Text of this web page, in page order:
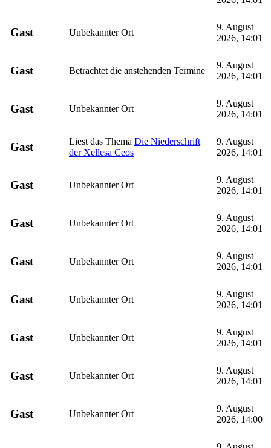
Gast Unbekannter Ort
9. August
2026, 14:01
Gast Betrachtet die anstehenden Termine
9. August
2026, 14:01
Gast Unbekannter Ort
9. August
2026, 14:01
Gast Liest das Thema Die Niederschrift
der Xellesa Ceos
9. August
2026, 14:01
Gast Unbekannter Ort
9. August
2026, 14:01
Gast Unbekannter Ort
9. August
2026, 14:01
Gast Unbekannter Ort
9. August
2026, 14:01
Gast Unbekannter Ort
9. August
2026, 14:01
Gast Unbekannter Ort
9. August
2026, 14:01
Gast Unbekannter Ort
9. August
2026, 14:01
Gast Unbekannter Ort
9. August
2026, 14:00